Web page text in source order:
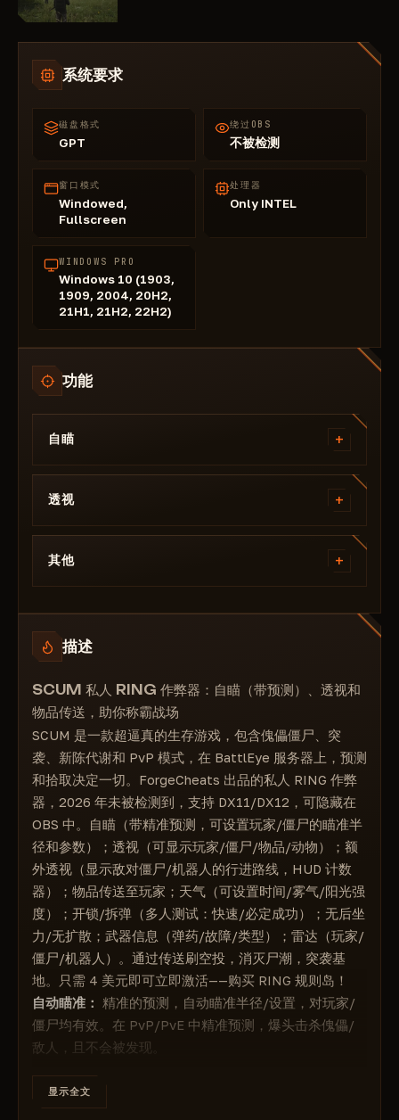
系统要求
磁盘格式
GPT
绕过OBS
不被检测
窗口模式
Windowed,
Fullscreen
处理器
Only INTEL
WINDOWS PRO
Windows 10 (1903,
1909, 2004, 20H2,
21H1, 21H2, 22H2)
功能
自瞄 +
极佳的瞄准精度
自动瞄准半径及其他设置
对玩家和僵尸均有效。
透视 +
玩家
僵尸
所有游戏物品
僵尸攻击你时绘制一条线
在HUD中显示攻击你的僵尸数量
机器人瞄准你时绘制一条线
在HUD中显示瞄准你的机器人数量
其他 +
#传送：
传送物品
===========================
#天气：
设置时间（并保持设置不变）
设置雾气浓度
设置阳光强度
=========================
#附加功能：
黑客入侵（需要多人游戏验证）
快速解锁
拆弹（需要多人游戏验证）
简单模式
===========================
#武器：
无后坐力
无扩散
武器信息：
描述
SCUM 私人 RING 作弊器：自瞄（带预测）、透视和
物品传送，助你称霸战场
SCUM 是一款超逼真的生存游戏，包含傀儡僵尸、突
袭、新陈代谢和 PvP 模式，在 BattlEye 服务器上，预测
和拾取决定一切。ForgeCheats 出品的私人 RING 作弊
器，2026 年未被检测到，支持 DX11/DX12，可隐藏在
OBS 中。自瞄（带精准预测，可设置玩家/僵尸的瞄准半
径和参数）；透视（可显示玩家/僵尸/物品/动物）；额
外透视（显示敌对僵尸/机器人的行进路线，HUD 计数
器）；物品传送至玩家；天气（可设置时间/雾气/阳光强
度）；开锁/拆弹（多人测试：快速/必定成功）；无后坐
力/无扩散；武器信息（弹药/故障/类型）；雷达（玩家/
僵尸/机器人）。通过传送刷空投，消灭尸潮，突袭基
地。只需 4 美元即可立即激活——购买 RING 规则岛！
自动瞄准：
精准的预测，自动瞄准半径/设置，对玩家/
僵尸均有效。在 PvP/PvE 中精准预测，爆头击杀傀儡/
敌人，且不会被发现。
视墙壁——侦察基地、刷资源、在 SCUM 模式中躲避伏
显示全文